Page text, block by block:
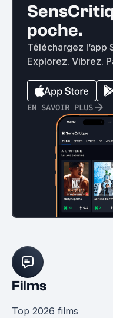
poche.
Téléchargez l’app
Explorez. Vibrez.
EN SAVOIR PLUS
Films
Top 2026 films